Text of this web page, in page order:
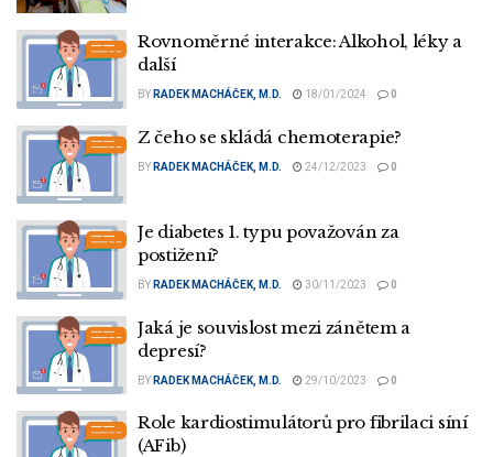
Rovnoměrné interakce: Alkohol, léky a
další
BY RADEK MACHÁČEK, M.D. 18/01/2024 0
Z čeho se skládá chemoterapie?
BY RADEK MACHÁČEK, M.D. 24/12/2023 0
Je diabetes 1. typu považován za
postižení?
BY RADEK MACHÁČEK, M.D. 30/11/2023 0
Jaká je souvislost mezi zánětem a
depresí?
BY RADEK MACHÁČEK, M.D. 29/10/2023 0
Role kardiostimulátorů pro fibrilaci síní
(AFib)